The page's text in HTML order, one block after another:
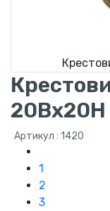
20Вх20Н
Артикул : 1420
1
2
3